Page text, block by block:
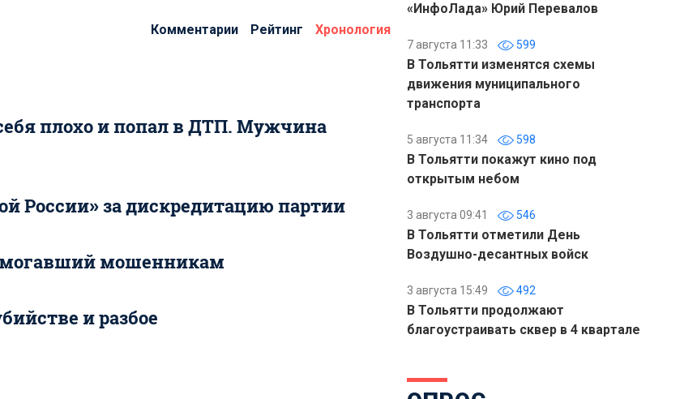
Комментарии Рейтинг Хронология
плохо и попал в ДТП. Мужчина
России» за дискредитацию партии
мошенникам
и разбое
«ИнфоЛада» Юрий Перевалов
7 августа 11:33 599
В Тольятти изменятся схемы
движения муниципального
транспорта
5 августа 11:34 598
В Тольятти покажут кино под
открытым небом
3 августа 09:41 546
В Тольятти отметили День
Воздушно-десантных войск
3 августа 15:49 492
В Тольятти продолжают
благоустраивать сквер в 4 квартале